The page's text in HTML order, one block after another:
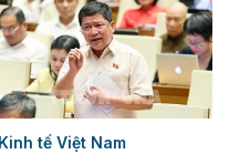
Kinh tế Việt Nam